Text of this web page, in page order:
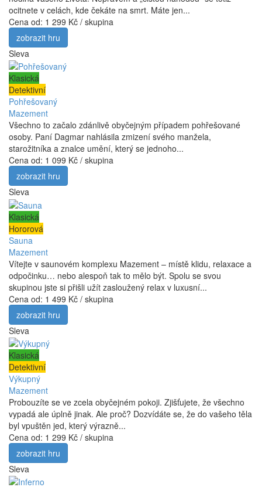
ocitnete v celách, kde čekáte na smrt. Máte jen...
Cena od: 1 299 Kč / skupina
zobrazit hru
Sleva
Klasická
Detektivní
Pohřešovaný
Mazement
Všechno to začalo zdánlivě obyčejným případem pohřešované
osoby. Paní Dagmar nahlásila zmizení svého manžela,
starožitníka a znalce umění, který se jednoho...
Cena od: 1 099 Kč / skupina
zobrazit hru
Sleva
Klasická
Hororová
Sauna
Mazement
Vítejte v saunovém komplexu Mazement – místě klidu, relaxace a
odpočinku… nebo alespoň tak to mělo být. Spolu se svou
skupinou jste si přišli užít zasloužený relax v luxusní...
Cena od: 1 499 Kč / skupina
zobrazit hru
Sleva
Klasická
Detektivní
Výkupný
Mazement
Probouzíte se ve zcela obyčejném pokoji. Zjišťujete, že všechno
vypadá ale úplně jinak. Ale proč? Dozvídáte se, že do vašeho těla
byl vpuštěn jed, který výrazně...
Cena od: 1 299 Kč / skupina
zobrazit hru
Sleva